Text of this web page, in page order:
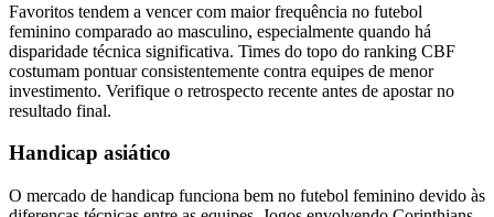
Favoritos tendem a vencer com maior frequência no futebol
feminino comparado ao masculino, especialmente quando há
disparidade técnica significativa. Times do topo do ranking CBF
costumam pontuar consistentemente contra equipes de menor
investimento. Verifique o retrospecto recente antes de apostar no
resultado final.
Handicap asiático
O mercado de handicap funciona bem no futebol feminino devido às